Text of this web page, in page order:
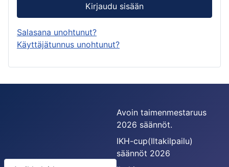
Kirjaudu sisään
Salasana unohtunut?
Käyttäjätunnus unohtunut?
Avoin taimenmestaruus
2026 säännöt.
IKH-cup(Iltakilpailu)
säännöt 2026